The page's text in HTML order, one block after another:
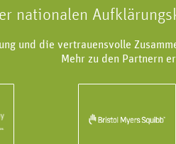
nationalen
und die vertrauensvolle
Mehr zu den Partnern